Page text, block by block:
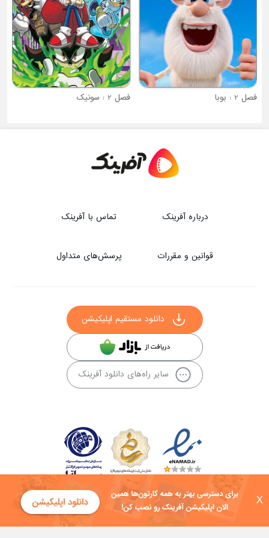
X
فصل 2 : سونیک
درباره آفرینک تماس با آفرینک
قوانین و مقررات پرسش‌های متداول
دانلود مستقیم اپلیکیشن
سایر راه‌های دانلود آفرینک
کلیه حقوق این سایت به شرکت توسعه فناوی هفت آسمان توکان تعلق دارد و